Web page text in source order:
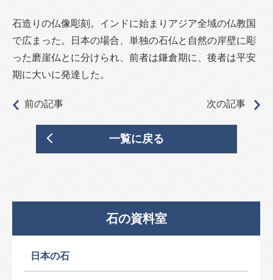
石造りの仏像彫刻。インドに始まりアジア全域の仏教国
で広まった。日本の場合、単独の石仏と自然の岸壁に彫
った磨崖仏とに分けられ、前者は鎌倉期に、後者は平安
期に大いに発達した。
前の記事 次の記事
一覧に戻る
石の資料室
日本の石